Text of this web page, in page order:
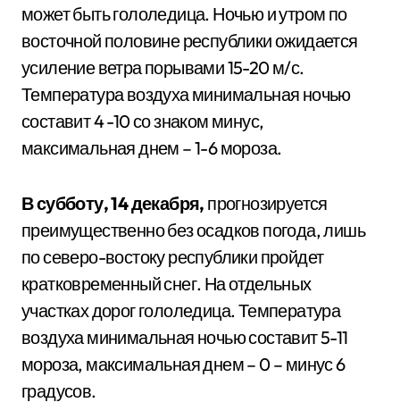
может быть гололедица. Ночью и утром по
восточной половине республики ожидается
усиление ветра порывами 15-20 м/с.
Температура воздуха минимальная ночью
составит 4 -10 со знаком минус,
максимальная днем – 1-6 мороза.
В субботу, 14 декабря, прогнозируется
преимущественно без осадков погода, лишь
по северо-востоку республики пройдет
кратковременный снег. На отдельных
участках дорог гололедица. Температура
воздуха минимальная ночью составит 5-11
мороза, максимальная днем – 0 – минус 6
градусов.